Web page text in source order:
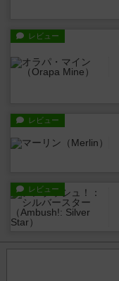
レビュー
レビュー
レビュー